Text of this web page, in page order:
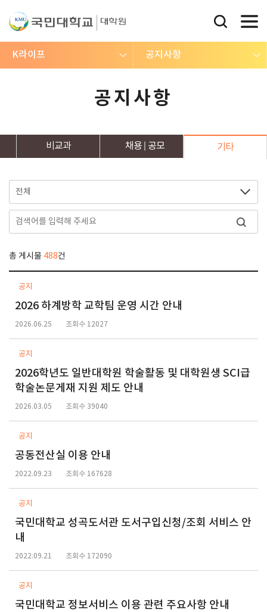
K라이프 공지사항
공지사항
비교과 채용 공모 기타
총 게시물 488건
공지
2026 하계방학 교학팀 운영 시간 안내
2026.06.25 조회수 12027
공지
2026학년도 일반대학원 학술활동 및 대학원생 SCI급
학술논문게재 지원 제도 안내
2026.03.05 조회수 39040
공지
공동전산실 이용 안내
2022.09.23 조회수 167628
공지
국민대학교 성곡도서관 도서구입신청/조회 서비스 안
내
2022.09.21 조회수 172090
공지
국민대학교 정보서비스 이용 관련 주요사항 안내